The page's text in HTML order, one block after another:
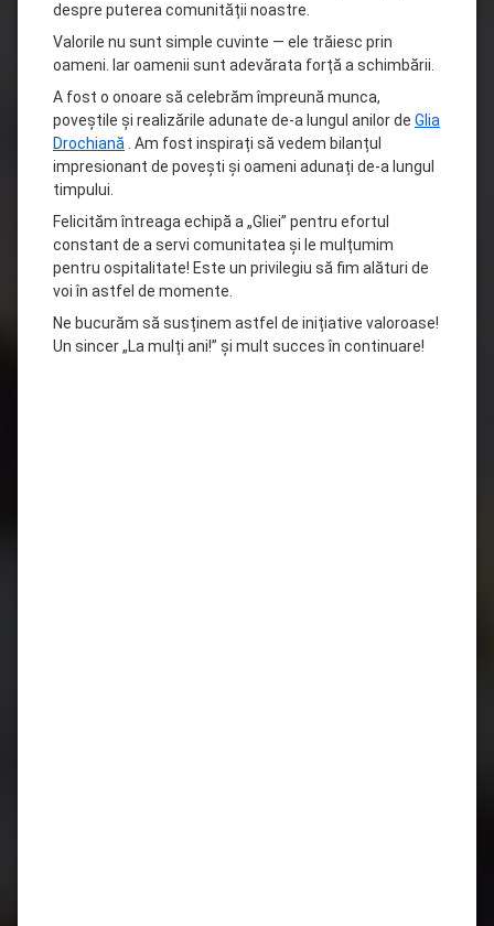
despre puterea comunității noastre.
Valorile nu sunt simple cuvinte — ele trăiesc prin
oameni. Iar oamenii sunt adevărata forță a schimbării.
A fost o onoare să celebrăm împreună munca,
poveștile și realizările adunate de-a lungul anilor de Glia
Drochiană . Am fost inspirați să vedem bilanțul
impresionant de povești și oameni adunați de-a lungul
timpului.
Felicităm întreaga echipă a „Gliei” pentru efortul
constant de a servi comunitatea și le mulțumim
pentru ospitalitate! Este un privilegiu să fim alături de
voi în astfel de momente.
Ne bucurăm să susținem astfel de inițiative valoroase!
Un sincer „La mulți ani!” și mult succes în continuare!